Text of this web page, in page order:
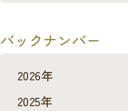
バックナンバー
2026年
2025年